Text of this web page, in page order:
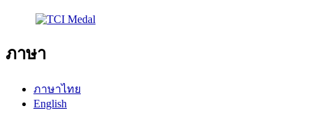
ภาษา
ภาษาไทย
English